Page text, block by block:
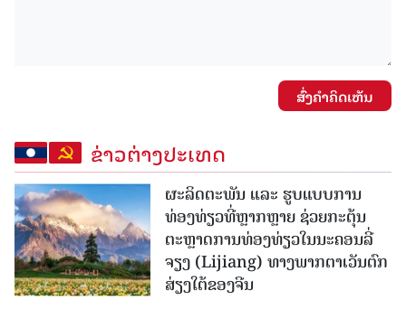
ສົ່ງຄໍາຄິດເຫັນ
ຂ່າວຕ່າງປະເທດ
ຜະລິດຕະພັນ ແລະ ຮູບແບບການ
ທ່ອງທ່ຽວທີ່ຫຼາກຫຼາຍ ຊ່ວຍກະຕຸ້ນ
ຕະຫຼາດການທ່ອງທ່ຽວໃນນະຄອນລີ່
ຈຽງ (Lijiang) ທາງພາກຕາເວັນຕົກ
ສ່ຽງໃຕ້ຂອງຈີນ